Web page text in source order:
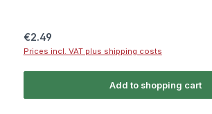
Regular price:
€2.49
Prices incl. VAT plus shipping costs
Add to shopping cart